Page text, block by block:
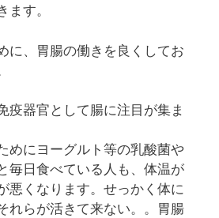
ます。
に、胃腸の働きを良くしてお
疫器官として腸に注目が集ま
めにヨーグルト等の乳酸菌や
毎日食べている人も、体温が
悪くなります。せっかく体に
れらが活きて来ない。。胃腸